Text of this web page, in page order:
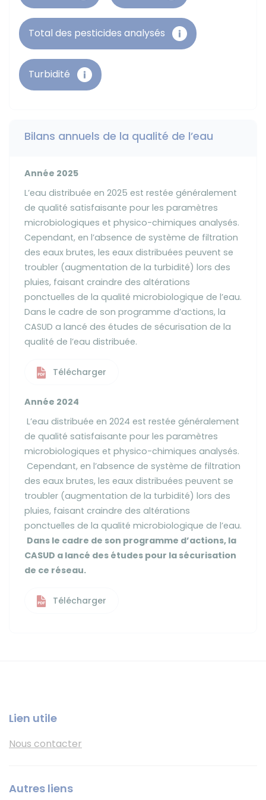
Total des pesticides analysés
Turbidité
Bilans annuels de la qualité de l’eau
Année 2025
L’eau distribuée en 2025 est restée généralement
de qualité satisfaisante pour les paramètres
microbiologiques et physico-chimiques analysés.
Cependant, en l’absence de système de filtration
des eaux brutes, les eaux distribuées peuvent se
troubler (augmentation de la turbidité) lors des
pluies, faisant craindre des altérations
ponctuelles de la qualité microbiologique de l’eau.
Dans le cadre de son programme d’actions, la
CASUD a lancé des études de sécurisation de la
qualité de l’eau distribuée.
Télécharger
Année 2024
L’eau distribuée en 2024 est restée généralement
de qualité satisfaisante pour les paramètres
microbiologiques et physico-chimiques analysés.
Cependant, en l’absence de système de filtration
des eaux brutes, les eaux distribuées peuvent se
troubler (augmentation de la turbidité) lors des
pluies, faisant craindre des altérations
ponctuelles de la qualité microbiologique de l’eau.
Dans le cadre de son programme d’actions, la
CASUD a lancé des études pour la sécurisation
de ce réseau.
Télécharger
Lien utile
Nous contacter
Autres liens